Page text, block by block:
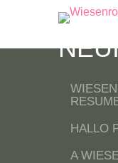
HALLO
A